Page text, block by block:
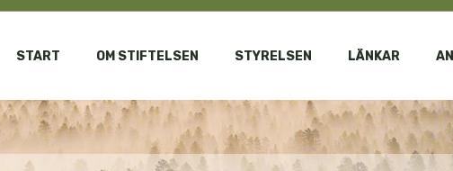
START OM STIFTELSEN STYRELSEN LÄNKAR